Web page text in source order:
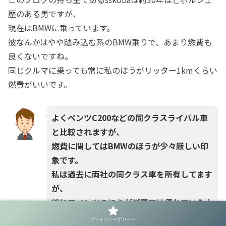
歴のある男ですが、
現在はBMWに乗っています。
彼なんかはやや踏み込む系のBMW乗りで、あまり燃費も
良くないですね。
同じクルマに乗っても常に私のほうがリッター1kmくらい
燃費がいいです。
よくベンツC200などの同クラスライバル車
と比較されますが、
燃費に関してはBMWのほうが少々厳しい印
象です。
私は過去に両社の同クラス車を所有してます
が、
総じてベンツのほうが燃費では優れていたよ
うに思います。プライバシーポリシー